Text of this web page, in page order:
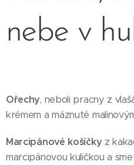
nebe v
Ořechy, neboli pracny z
krémem a máznuté
Marcipánové košíčky z
marcipánovou kuličkou a